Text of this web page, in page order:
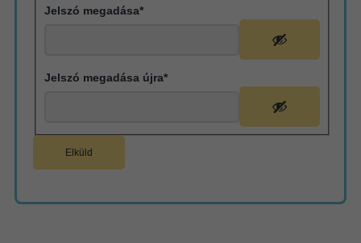
Jelszó megadása*
Jelszó megadása újra*